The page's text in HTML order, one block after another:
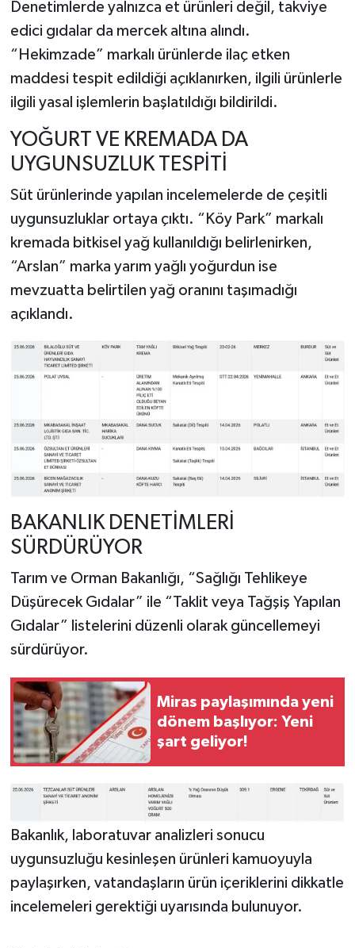
Denetimlerde yalnızca et ürünleri değil, takviye
edici gıdalar da mercek altına alındı.
“Hekimzade” markalı ürünlerde ilaç etken
maddesi tespit edildiği açıklanırken, ilgili ürünlerle
ilgili yasal işlemlerin başlatıldığı bildirildi.
YOĞURT VE KREMADA DA
UYGUNSUZLUK TESPİTİ
Süt ürünlerinde yapılan incelemelerde de çeşitli
uygunsuzluklar ortaya çıktı. “Köy Park” markalı
kremada bitkisel yağ kullanıldığı belirlenirken,
“Arslan” marka yarım yağlı yoğurdun ise
mevzuatta belirtilen yağ oranını taşımadığı
açıklandı.
BAKANLIK DENETİMLERİ
SÜRDÜRÜYOR
Tarım ve Orman Bakanlığı, “Sağlığı Tehlikeye
Düşürecek Gıdalar” ile “Taklit veya Tağşiş Yapılan
Gıdalar” listelerini düzenli olarak güncellemeyi
sürdürüyor.
Miras paylaşımında yeni
dönem başlıyor: Yeni
şart geliyor!
Bakanlık, laboratuvar analizleri sonucu
uygunsuzluğu kesinleşen ürünleri kamuoyuyla
paylaşırken, vatandaşların ürün içeriklerini dikkatle
incelemeleri gerektiği uyarısında bulunuyor.